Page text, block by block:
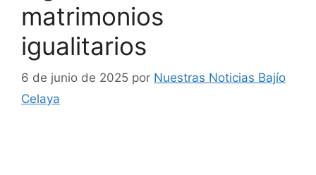
matrimonios
igualitarios
6 de junio de 2025 por Nuestras Noticias Bajío
Celaya